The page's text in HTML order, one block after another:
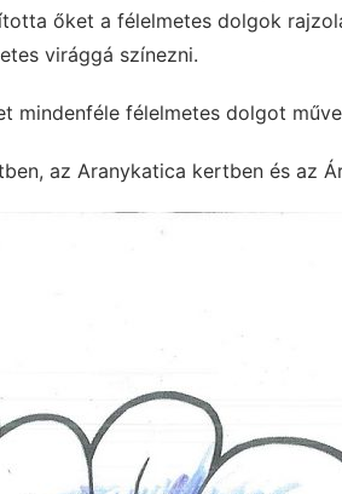
őket a félelmetes dolgok
virággá színezni.
mindenféle félelmetes dolgot
az Aranykatica kertben és az